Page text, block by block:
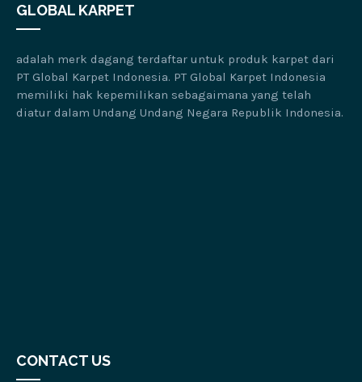
GLOBAL KARPET
adalah merk dagang terdaftar untuk produk karpet dari
PT Global Karpet Indonesia. PT Global Karpet Indonesia
memiliki hak kepemilikan sebagaimana yang telah
diatur dalam Undang Undang Negara Republik Indonesia.
CONTACT US